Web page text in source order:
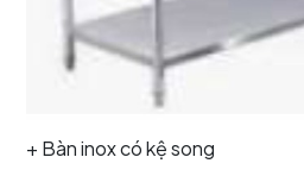
+ Bàn inox có kệ song